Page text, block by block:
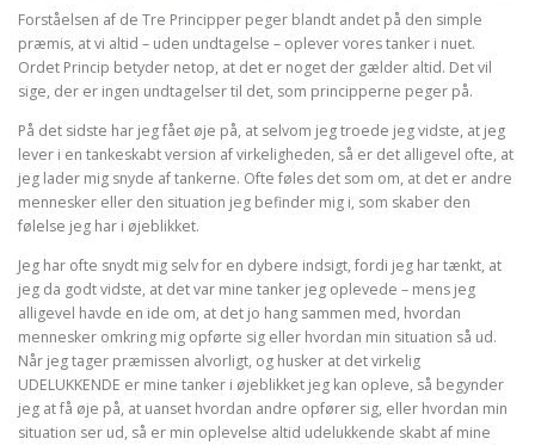
Forståelsen af de Tre Principper peger blandt andet på den simple
præmis, at vi altid – uden undtagelse – oplever vores tanker i nuet.
Ordet Princip betyder netop, at det er noget der gælder altid. Det vil
sige, der er ingen undtagelser til det, som principperne peger på.
På det sidste har jeg fået øje på, at selvom jeg troede jeg vidste, at jeg
lever i en tankeskabt version af virkeligheden, så er det alligevel ofte, at
jeg lader mig snyde af tankerne. Ofte føles det som om, at det er andre
mennesker eller den situation jeg befinder mig i, som skaber den
følelse jeg har i øjeblikket.
Jeg har ofte snydt mig selv for en dybere indsigt, fordi jeg har tænkt, at
jeg da godt vidste, at det var mine tanker jeg oplevede – mens jeg
alligevel havde en ide om, at det jo hang sammen med, hvordan
mennesker omkring mig opførte sig eller hvordan min situation så ud.
Når jeg tager præmissen alvorligt, og husker at det virkelig
UDELUKKENDE er mine tanker i øjeblikket jeg kan opleve, så begynder
jeg at få øje på, at uanset hvordan andre opfører sig, eller hvordan min
situation ser ud, så er min oplevelse altid udelukkende skabt af mine